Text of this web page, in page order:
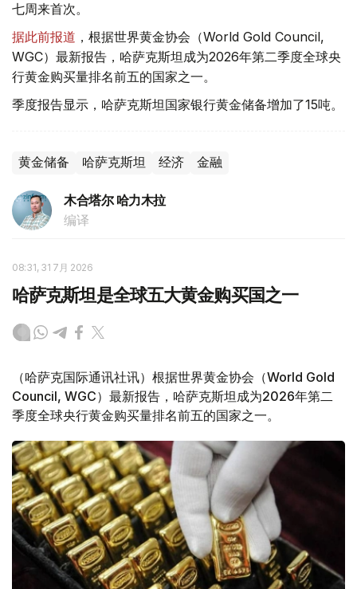
七周来首次。
据此前报道 ，根据世界黄金协会（World Gold Council,
WGC）最新报告，哈萨克斯坦成为2026年第二季度全球央
行黄金购买量排名前五的国家之一。
季度报告显示，哈萨克斯坦国家银行黄金储备增加了15吨。
黄金储备 哈萨克斯坦 经济 金融
木合塔尔 哈力木拉
编译
08:31, 31 7月 2026
哈萨克斯坦是全球五大黄金购买国之一
（哈萨克国际通讯社讯）根据世界黄金协会（World Gold
Council, WGC）最新报告，哈萨克斯坦成为2026年第二
季度全球央行黄金购买量排名前五的国家之一。